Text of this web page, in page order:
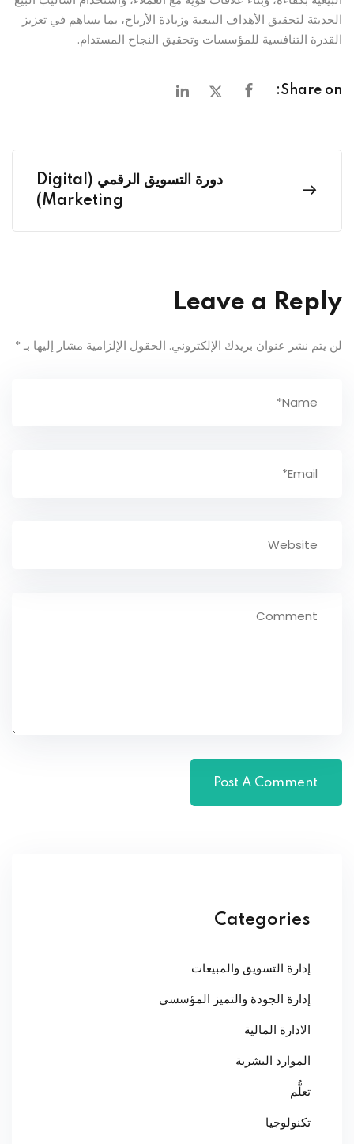
الحديثة لتحقيق الأهداف البيعية وزيادة الأرباح، بما يساهم في تعزيز
القدرة التنافسية للمؤسسات وتحقيق النجاح المستدام.
Share on:
دورة التسويق الرقمي (Digital
Marketing)
Leave a Reply
لن يتم نشر عنوان بريدك الإلكتروني. الحقول الإلزامية مشار إليها بـ *
Categories
إدارة التسويق والمبيعات
إدارة الجودة والتميز المؤسسي
الادارة المالية
الموارد البشرية
تعلُّم
تكنولوجيا